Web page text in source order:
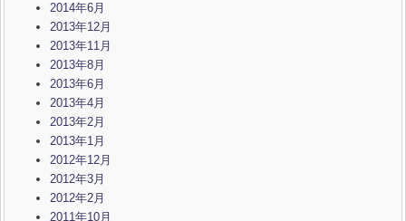
2014年6月
2013年12月
2013年11月
2013年8月
2013年6月
2013年4月
2013年2月
2013年1月
2012年12月
2012年3月
2012年2月
2011年10月